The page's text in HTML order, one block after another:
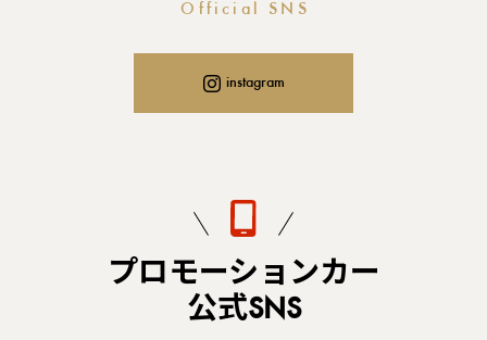
Official SNS
instagram
プロモーションカー
公式SNS